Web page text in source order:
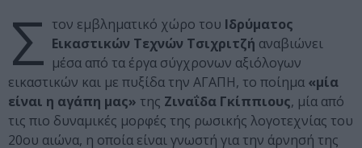
Σ τον εμβληματικό χώρο του Ιδρύματος
Εικαστικών Τεχνών Τσιχριτζή αναβιώνει
μέσα από τα έργα σύγχρονων αξιόλογων
εικαστικών και με πυξίδα την ΑΓΑΠΗ, το ποίημα «μία
είναι η αγάπη μας» της Ζιναΐδα Γκίππιους, μία από
τις πιο δυναμικές μορφές της ρωσικής λογοτεχνίας του
20ου αιώνα, η οποία είναι γνωστή για την άρνησή της